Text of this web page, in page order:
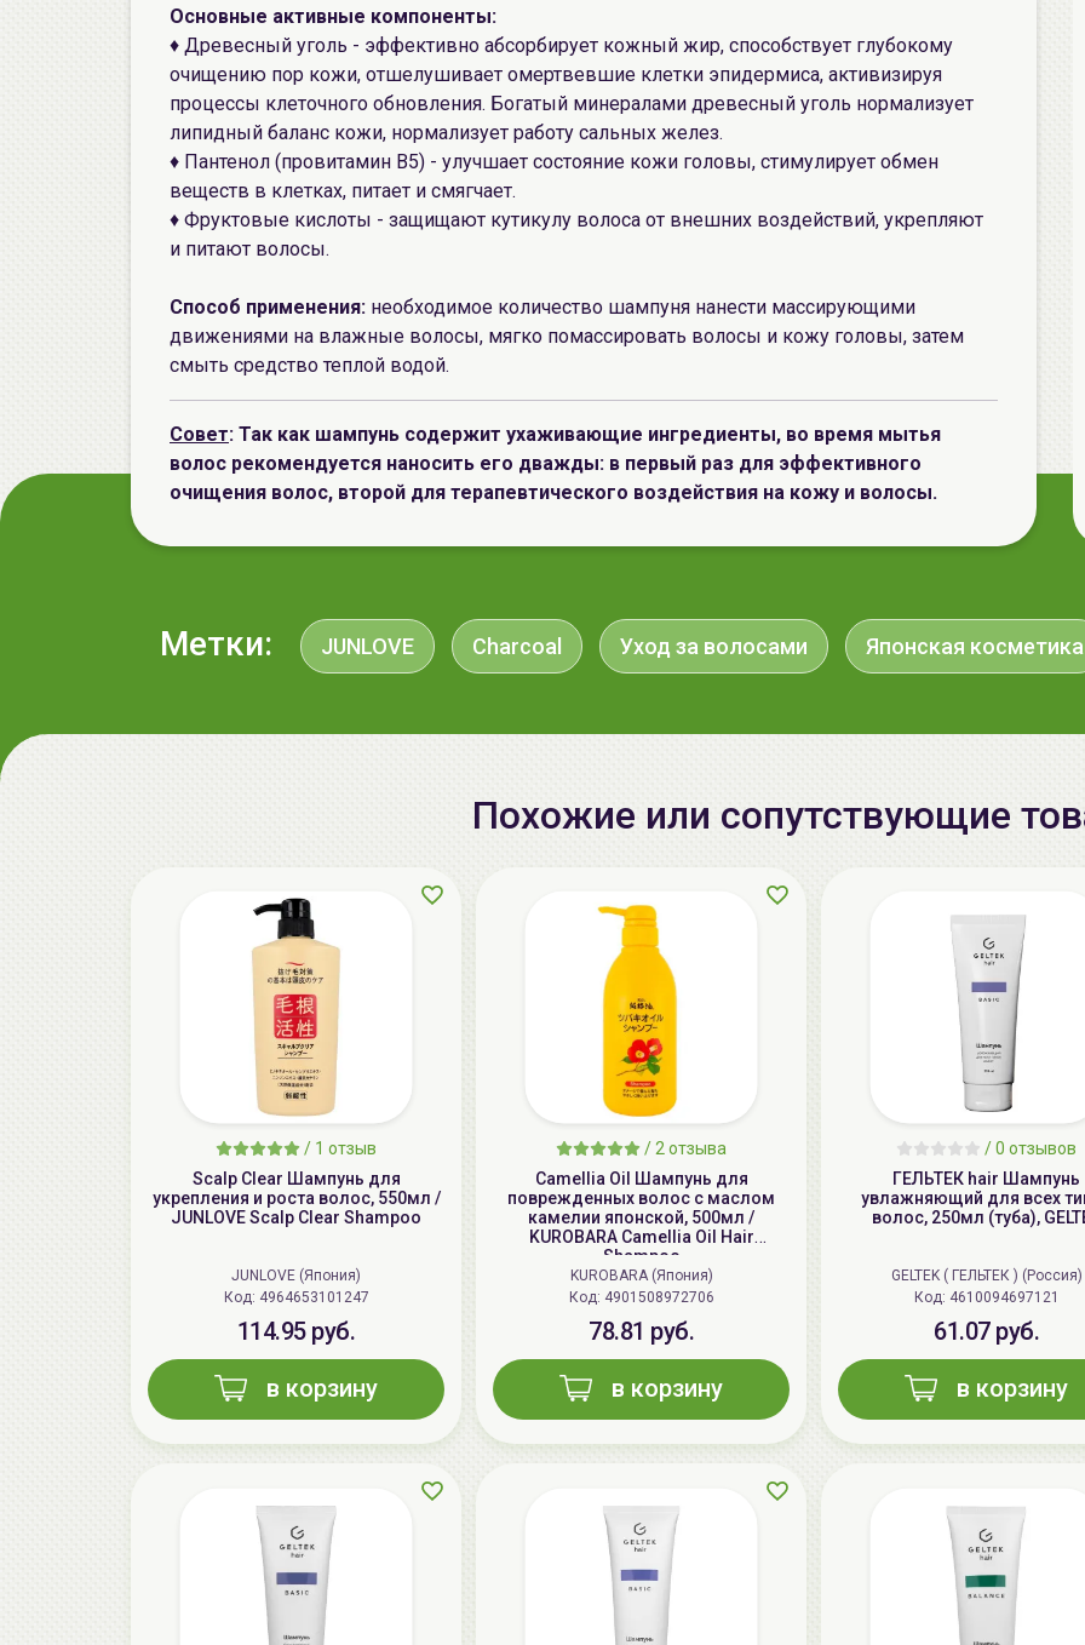
Основные активные компоненты:
♦ Древесный уголь - эффективно абсорбирует кожный жир, способствует глубокому
очищению пор кожи, отшелушивает омертвевшие клетки эпидермиса, активизируя
процессы клеточного обновления. Богатый минералами древесный уголь нормализует
липидный баланс кожи, нормализует работу сальных желез.
♦ Пантенол (провитамин В5) - улучшает состояние кожи головы, стимулирует обмен
веществ в клетках, питает и смягчает.
♦ Фруктовые кислоты - защищают кутикулу волоса от внешних воздействий, укрепляют
и питают волосы.
Способ применения: необходимое количество шампуня нанести массирующими
движениями на влажные волосы, мягко помассировать волосы и кожу головы, затем
смыть средство теплой водой.
Совет: Так как шампунь содержит ухаживающие ингредиенты, во время мытья
волос рекомендуется наносить его дважды: в первый раз для эффективного
очищения волос, второй для терапевтического воздействия на кожу и волосы.
Метки: JUNLOVE Charcoal Уход за волосами Японская косметика
Похожие или сопутствующие
/ 1 отзыв
Scalp Clear Шампунь для
укрепления и роста волос, 550мл /
JUNLOVE Scalp Clear Shampoo
JUNLOVE (Япония)
Код: 4964653101247
114.95 руб.
в корзину
/ 2 отзыва
Camellia Oil Шампунь для
поврежденных волос с маслом
камелии японской, 500мл /
KUROBARA Camellia Oil Hair
Shampoo
KUROBARA (Япония)
Код: 4901508972706
78.81 руб.
в корзину
/0 отзывов
ГЕЛЬТЕК hair Шампунь
увлажняющий для всех
волос, 250мл (туба),
GELTEK ( ГЕЛЬТЕК ) (Россия)
Код: 4610094697121
61.07 руб.
в корзину